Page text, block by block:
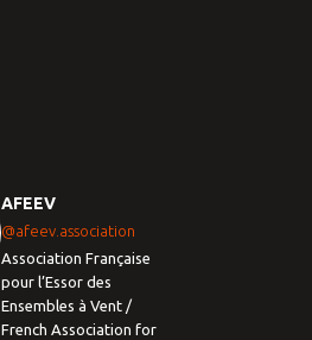
AFEEV
@afeev.association
Association Française
pour l’Essor des
Ensembles à Vent /
French Association for